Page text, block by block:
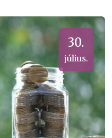
30.
július.